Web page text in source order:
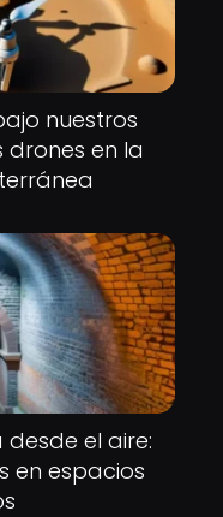
nuestros
drones en la
el aire:
en espacios